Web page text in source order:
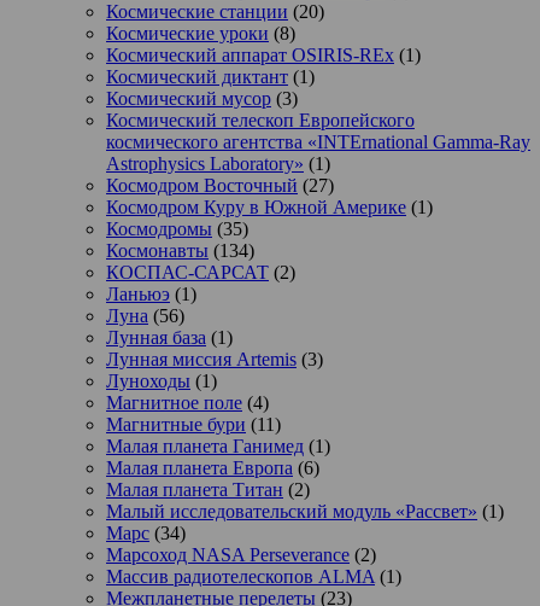
Космические станции (20)
Космические уроки (8)
Космический аппарат OSIRIS-REx (1)
Космический диктант (1)
Космический мусор (3)
Космический телескоп Европейского
космического агентства «INTErnational Gamma-Ray
Astrophysics Laboratory» (1)
Космодром Восточный (27)
Космодром Куру в Южной Америке (1)
Космодромы (35)
Космонавты (134)
КОСПАС-САРСАТ (2)
Ланьюэ (1)
Луна (56)
Лунная база (1)
Лунная миссия Artemis (3)
Луноходы (1)
Магнитное поле (4)
Магнитные бури (11)
Малая планета Ганимед (1)
Малая планета Европа (6)
Малая планета Титан (2)
Малый исследовательский модуль «Рассвет» (1)
Марс (34)
Марсоход NASA Perseverance (2)
Массив радиотелескопов ALMA (1)
Межпланетные перелеты (23)